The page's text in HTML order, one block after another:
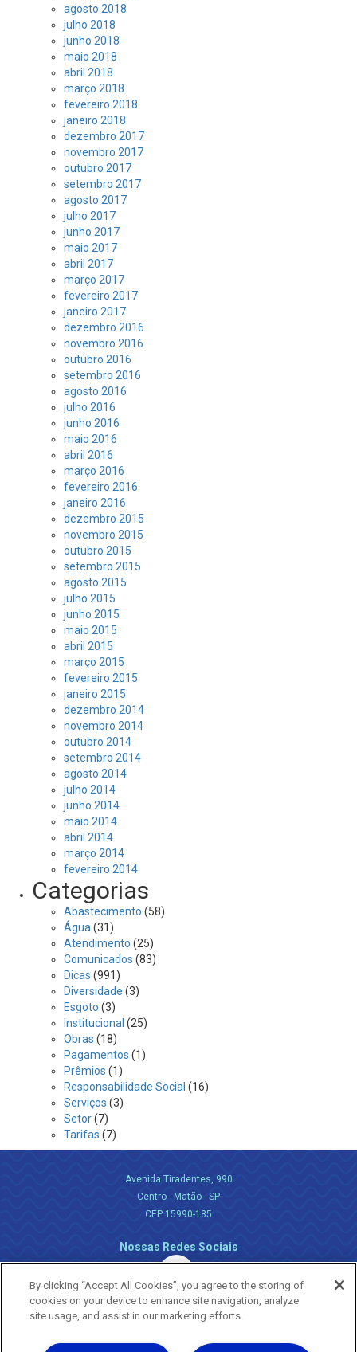
agosto 2018
julho 2018
junho 2018
maio 2018
abril 2018
março 2018
fevereiro 2018
janeiro 2018
dezembro 2017
novembro 2017
outubro 2017
setembro 2017
agosto 2017
julho 2017
junho 2017
maio 2017
abril 2017
março 2017
fevereiro 2017
janeiro 2017
dezembro 2016
novembro 2016
outubro 2016
setembro 2016
agosto 2016
julho 2016
junho 2016
maio 2016
abril 2016
março 2016
fevereiro 2016
janeiro 2016
dezembro 2015
novembro 2015
outubro 2015
setembro 2015
agosto 2015
julho 2015
junho 2015
maio 2015
abril 2015
março 2015
fevereiro 2015
janeiro 2015
dezembro 2014
novembro 2014
outubro 2014
setembro 2014
agosto 2014
julho 2014
junho 2014
maio 2014
abril 2014
março 2014
fevereiro 2014
Categorias
Abastecimento (58)
Água (31)
Atendimento (25)
Comunicados (83)
Dicas (991)
Diversidade (3)
Esgoto (3)
Institucional (25)
Obras (18)
Pagamentos (1)
Prêmios (1)
Responsabilidade Social (16)
Serviços (3)
Setor(7)
Tarifas (7)
Avenida Tiradentes, 990
Centro - Matão - SP
CEP 15990-185
Nossas Redes Sociais
By clicking “Accept All Cookies”, you agree to the storing of
cookies on your device to enhance site navigation, analyze
site usage, and assist in our marketing efforts.